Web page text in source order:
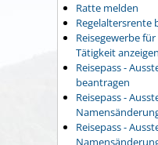
Ratte melden
Regelaltersrente
Reisegewerbe
Tätigkeit anzeigen
Reisepass -
beantragen
Reisepass -
Reisepass -